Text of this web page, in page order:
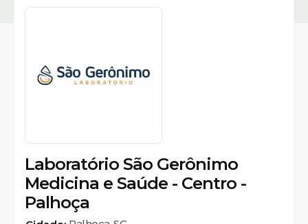
Laboratório São Gerônimo
Medicina e Saúde - Centro -
Palhoça